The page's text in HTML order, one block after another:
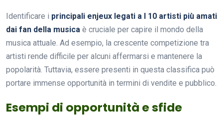
Identificare i principali enjeux legati a I 10 artisti più amati
dai fan della musica è cruciale per capire il mondo della
musica attuale. Ad esempio, la crescente competizione tra
artisti rende difficile per alcuni affermarsi e mantenere la
popolarità. Tuttavia, essere presenti in questa classifica può
portare immense opportunità in termini di vendite e pubblico.
Esempi di opportunità e sfide